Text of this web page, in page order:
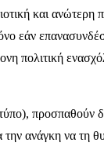
και ανώτερη
εάν
πολιτική
προσπαθούν
την ανάγκη να